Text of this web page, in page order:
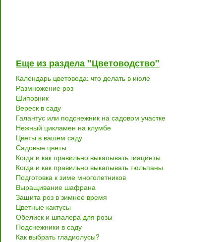
Еще из раздела "Цветоводство"
Календарь цветовода: что делать в июле
Размножение роз
Шиповник
Вереск в саду
Галантус или подснежник на садовом участке
Нежный цикламен на клумбе
Цветы в вашем саду
Садовые цветы
Когда и как правильно выкапывать гиацинты
Когда и как правильно выкапывать тюльпаны
Подготовка к зиме многолетников
Выращивание шафрана
Защита роз в зимнее время
Цветные кактусы
Обелиск и шпалера для розы
Подснежники в саду
Как выбрать гладиолусы?